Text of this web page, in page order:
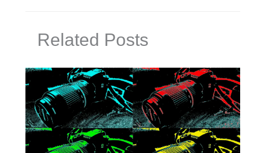
Related Posts